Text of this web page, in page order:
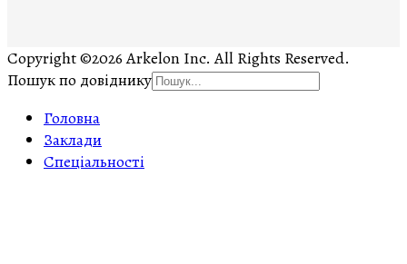
Copyright ©2026 Arkelon Inc. All Rights Reserved.
Пошук по довіднику
Головна
Заклади
Спеціальності